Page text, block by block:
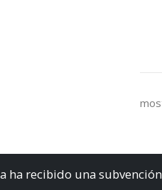
ha recibido una